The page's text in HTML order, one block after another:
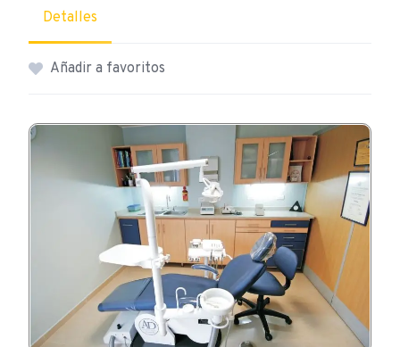
Detalles
Añadir a favoritos